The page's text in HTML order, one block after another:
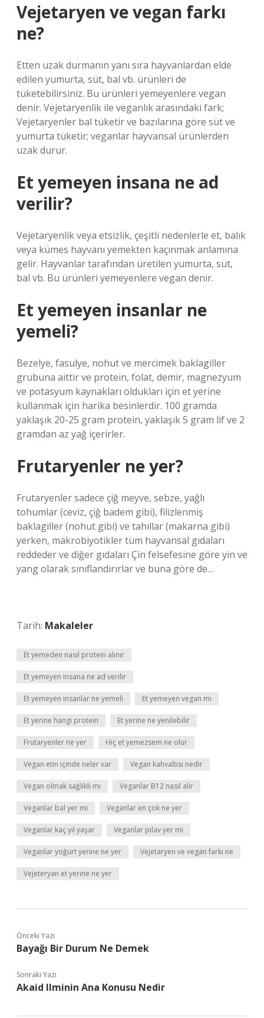
Vejetaryen ve vegan farkı
ne?
Etten uzak durmanın yanı sıra hayvanlardan elde
edilen yumurta, süt, bal vb. ürünleri de
tüketebilirsiniz. Bu ürünleri yemeyenlere vegan
denir. Vejetaryenlik ile veganlık arasındaki fark;
Vejetaryenler bal tüketir ve bazılarına göre süt ve
yumurta tüketir; veganlar hayvansal ürünlerden
uzak durur.
Et yemeyen insana ne ad
verilir?
Vejetaryenlik veya etsizlik, çeşitli nedenlerle et, balık
veya kümes hayvanı yemekten kaçınmak anlamına
gelir. Hayvanlar tarafından üretilen yumurta, süt,
bal vb. Bu ürünleri yemeyenlere vegan denir.
Et yemeyen insanlar ne
yemeli?
Bezelye, fasulye, nohut ve mercimek baklagiller
grubuna aittir ve protein, folat, demir, magnezyum
ve potasyum kaynakları oldukları için et yerine
kullanmak için harika besinlerdir. 100 gramda
yaklaşık 20-25 gram protein, yaklaşık 5 gram lif ve 2
gramdan az yağ içerirler.
Frutaryenler ne yer?
Frutaryenler sadece çiğ meyve, sebze, yağlı
tohumlar (ceviz, çiğ badem gibi), filizlenmiş
baklagiller (nohut gibi) ve tahıllar (makarna gibi)
yerken, makrobiyotikler tüm hayvansal gıdaları
reddeder ve diğer gıdaları Çin felsefesine göre yin ve
yang olarak sınıflandırırlar ve buna göre de…
Tarih: Makaleler
Et yemeden nasıl protein alınır
Et yemeyen insana ne ad verilir
Et yemeyen insanlar ne yemeli Et yemeyen vegan mı
Et yerine hangi protein Et yerine ne yenilebilir
Frutaryenler ne yer Hiç et yemezsem ne olur
Vegan etin içinde neler var Vegan kahvaltısı nedir
Vegan olmak sağlıklı mı Veganlar B12 nasıl alır
Veganlar bal yer mi Veganlar en çok ne yer
Veganlar kaç yıl yaşar Veganlar pilav yer mi
Veganlar yoğurt yerine ne yer Vejetaryen ve vegan farkı ne
Vejeteryan et yerine ne yer
Önceki Yazı
Bayağı Bir Durum Ne Demek
Sonraki Yazı
Akaid Ilminin Ana Konusu Nedir